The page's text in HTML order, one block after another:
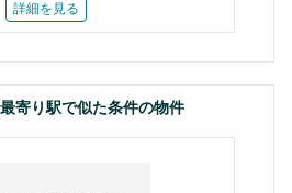
詳細を見る
寄り駅で似た条件の物件